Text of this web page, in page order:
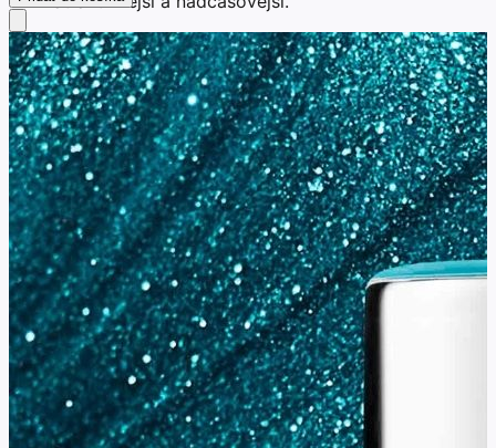
Gél lak pre ženy, ktoré vystupujú v televízii,
streamujú alebo tvoria online obsah: detail záberu
rúk na kamere je dnes bežný, pri prezentáciách,
unboxingoch, líčení či pri práci na notebooku.
Prirodzene lesklé, upravené nechty bez prehnanej
dĺžky pôsobia profesionálne a esteticky aj na
videu. Gél lak zabezpečí jednotný, čistý vzhľad bez
rušivých prvkov.
Gél lak pre ženy, ktoré chcú pôsobiť žensky,
sebavedomo a sexi: v roku 2026 je sexy práve
prirodzenosť. Jemne upravené, lesklé nechty v
nude, ružových alebo mliečnych tónoch pôsobia
sofistikovane a žensky. Mnohé ženy dnes
uprednostňujú tento štýl pred výraznými, extrémne
dlhými nechtami, ktoré môžu pôsobiť neprirodzene.
Menej je viac a práve prirodzená manikúra
podčiarkne osobnosť bez toho, aby ju prehlušila.